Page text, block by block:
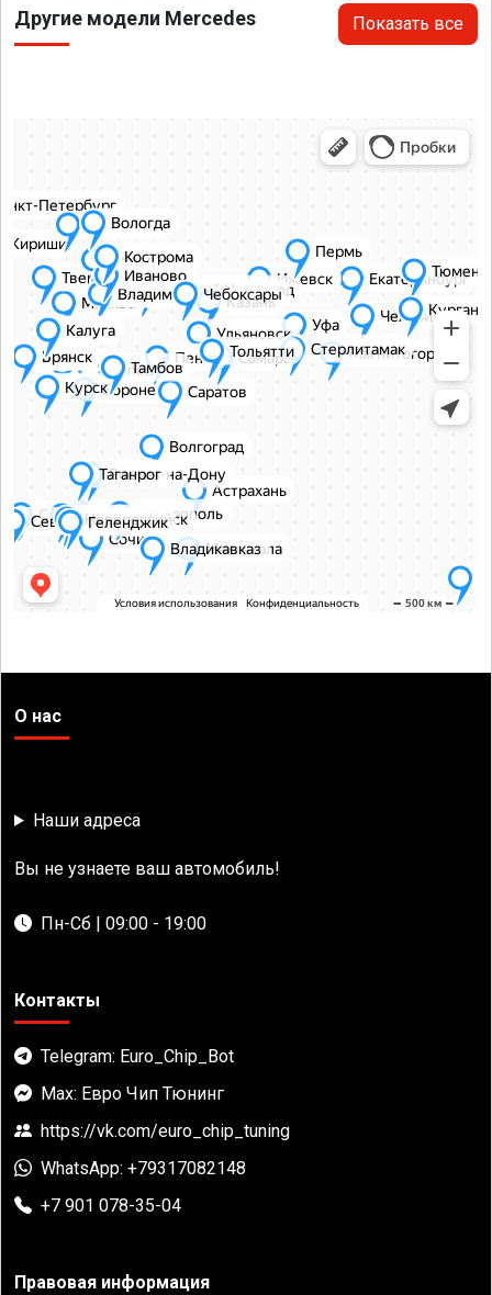
Другие модели Mercedes Показать все
О нас
Наши адреса
Вы не узнаете ваш автомобиль!
Пн-Сб | 09:00 - 19:00
Контакты
Telegram: Euro_Chip_Bot
Max: Евро Чип Тюнинг
https://vk.com/euro_chip_tuning
WhatsApp: +79317082148
+7 901 078-35-04
Правовая информация